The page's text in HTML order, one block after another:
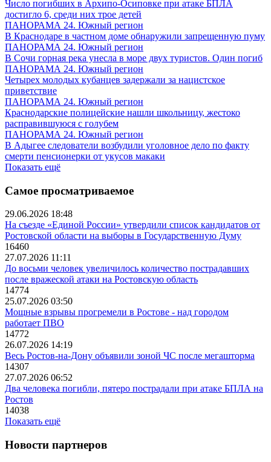
Число погибших в Архипо-Осиповке при атаке БПЛА
достигло 6, среди них трое детей
ПАНОРАМА 24. Южный регион
В Краснодаре в частном доме обнаружили запрещенную пуму
ПАНОРАМА 24. Южный регион
В Сочи горная река унесла в море двух туристов. Один погиб
ПАНОРАМА 24. Южный регион
Четырех молодых кубанцев задержали за нацистское
приветствие
ПАНОРАМА 24. Южный регион
Краснодарские полицейские нашли школьницу, жестоко
расправившуюся с голубем
ПАНОРАМА 24. Южный регион
В Адыгее следователи возбудили уголовное дело по факту
смерти пенсионерки от укусов макаки
Показать ещё
Самое просматриваемое
29.06.2026 18:48
На съезде «Единой России» утвердили список кандидатов от
Ростовской области на выборы в Государственную Думу
16460
27.07.2026 11:11
До восьми человек увеличилось количество пострадавших
после вражеской атаки на Ростовскую область
14774
25.07.2026 03:50
Мощные взрывы прогремели в Ростове - над городом
работает ПВО
14772
26.07.2026 14:19
Весь Ростов-на-Дону объявили зоной ЧС после мегашторма
14307
27.07.2026 06:52
Два человека погибли, пятеро пострадали при атаке БПЛА на
Ростов
14038
Показать ещё
Новости партнеров